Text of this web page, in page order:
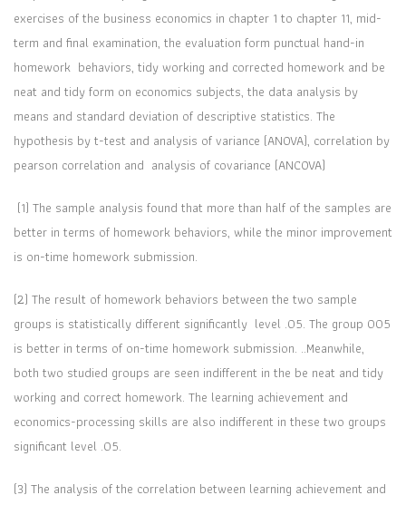
exercises of the business economics in chapter 1 to chapter 11, mid-
term and final examination, the evaluation form punctual hand-in
homework behaviors, tidy working and corrected homework and be
neat and tidy form on economics subjects, the data analysis by
means and standard deviation of descriptive statistics. The
hypothesis by t-test and analysis of variance (ANOVA), correlation by
pearson correlation and analysis of covariance (ANCOVA)
(1) The sample analysis found that more than half of the samples are
better in terms of homework behaviors, while the minor improvement
is on-time homework submission.
(2) The result of homework behaviors between the two sample
groups is statistically different significantly level .05. The group 005
is better in terms of on-time homework submission. ..Meanwhile,
both two studied groups are seen indifferent in the be neat and tidy
working and correct homework. The learning achievement and
economics-processing skills are also indifferent in these two groups
significant level .05.
(3) The analysis of the correlation between learning achievement and